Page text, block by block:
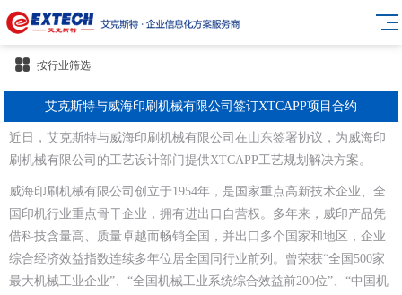
按行业筛选
艾克斯特与威海印刷机械有限公司签订XTCAPP项目合约
近日，艾克斯特与威海印刷机械有限公司在山东签署协议，为威海印
刷机械有限公司的工艺设计部门提供XTCAPP工艺规划解决方案。
威海印刷机械有限公司创立于1954年，是国家重点高新技术企业、全
国印机行业重点骨干企业，拥有进出口自营权。多年来，威印产品凭
借科技含量高、质量卓越而畅销全国，并出口多个国家和地区，企业
综合经济效益指数连续多年位居全国同行业前列。曾荣获“全国500家
最大机械工业企业”、“全国机械工业系统综合效益前200位”、“中国机